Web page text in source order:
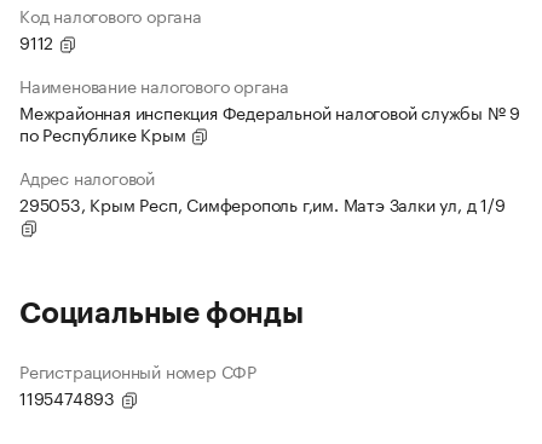
Код налогового органа
9112
Наименование налогового органа
Межрайонная инспекция Федеральной налоговой службы № 9
по Республике Крым
Адрес налоговой
295053, Крым Респ, Симферополь г,им. Матэ Залки ул, д 1/9
Социальные фонды
Регистрационный номер СФР
1195474893